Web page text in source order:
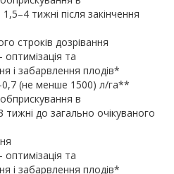
тижні після закінчення
строків дозрівання
та
і забарвлення плодів*
(не менше 1500) л/га**
в
тижні до загально очікуваного
та
і забарвлення плодів*